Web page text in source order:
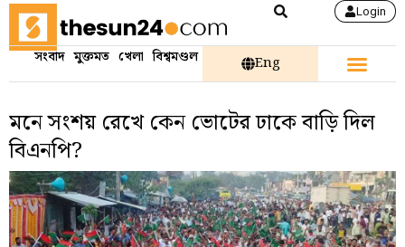
Login
সংবাদ মুক্তমত খেলা বিশ্বমণ্ডল Eng
মনে সংশয় রেখে কেন ভোটের ঢাকে বাড়ি দিল
বিএনপি?